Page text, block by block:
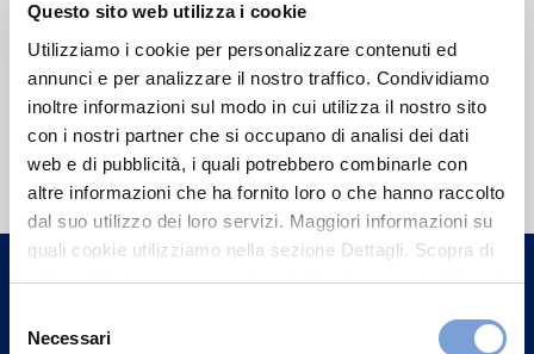
Questo sito web utilizza i cookie
Utilizziamo i cookie per personalizzare contenuti ed
annunci e per analizzare il nostro traffico. Condividiamo
inoltre informazioni sul modo in cui utilizza il nostro sito
con i nostri partner che si occupano di analisi dei dati
web e di pubblicità, i quali potrebbero combinarle con
altre informazioni che ha fornito loro o che hanno raccolto
dal suo utilizzo dei loro servizi. Maggiori informazioni su
quali cookie utilizziamo nella sezione Dettagli. Scopra di
più su chi siamo, come può contattarci e come trattiamo i
può trovare nel footer del sito nella sezione "Informativa
delNecessari
Hai bisogno di
informazioni?
Trova l'Agenzia più vicina a te e parla con
un nostro Agente.